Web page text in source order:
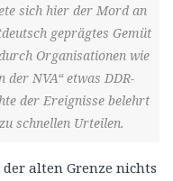
sich hier der Mord an
geprägtes Gemüt
Organisationen wie
NVA“ etwas DDR-
der Ereignisse belehrt
schnellen Urteilen.
alten Grenze nichts